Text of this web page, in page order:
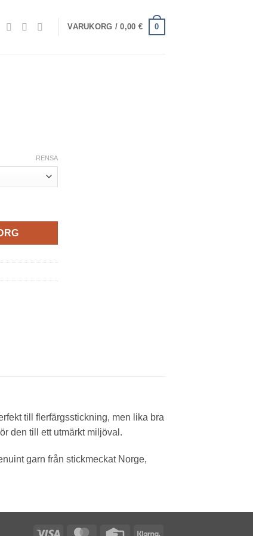
VARUKORG /0,00 € 0
RENSA
till flerfärgsstickning, men lika bra
den till ett utmärkt miljöval.
garn från stickmeckat Norge,
Visa MasterCardCredit